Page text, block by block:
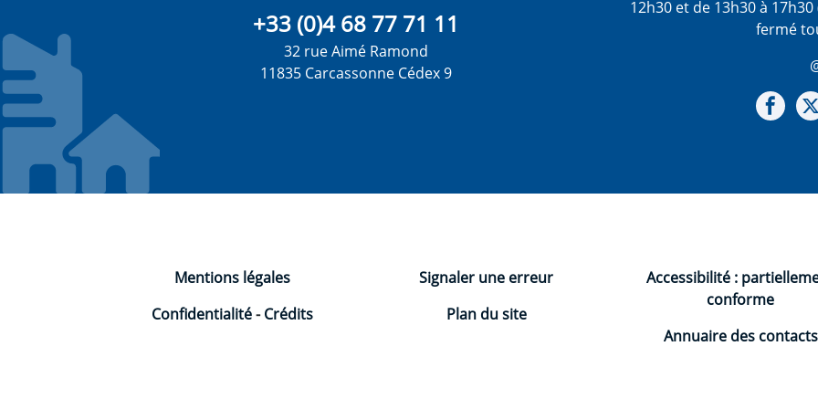
+33 (0)4 68 77 71 11
32 rue Aimé Ramond
11835 Carcassonne Cédex 9
12h30 et de 13h30 à
fermé
Mentions légales
Confidentialité-Crédits
Signaler une erreur
Plan du site
Accessibilité :
conforme
Annuaire des contacts